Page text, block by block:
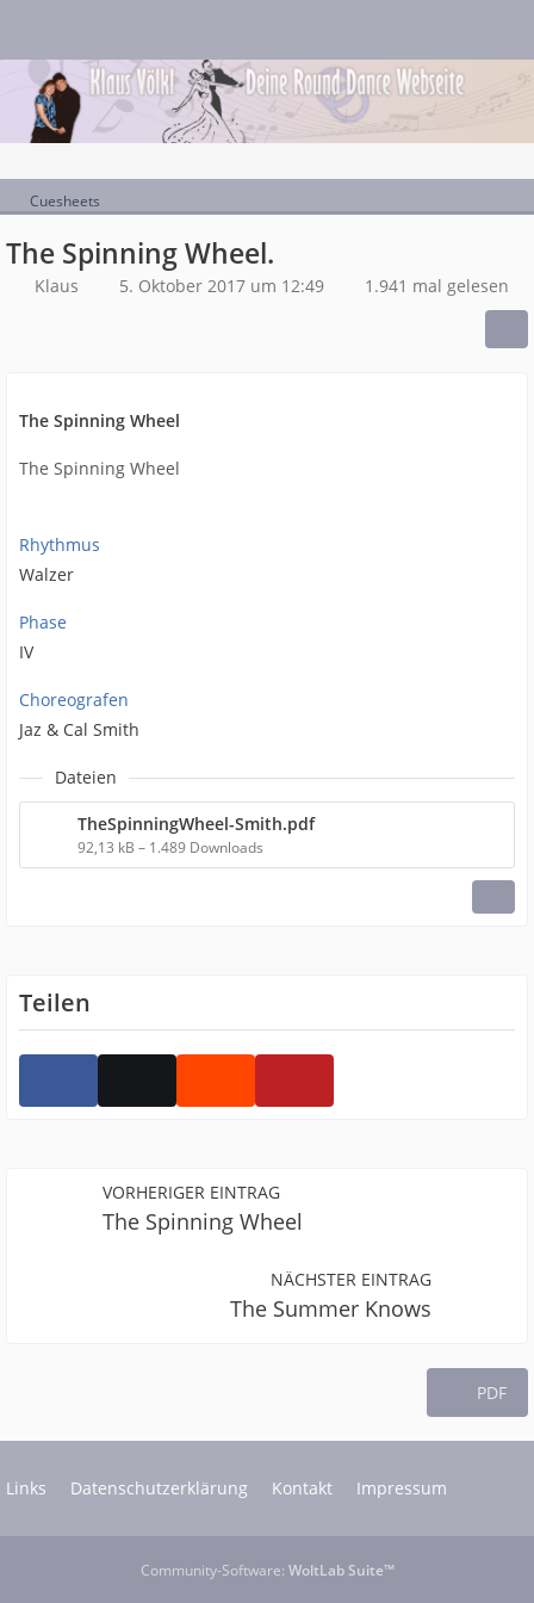
Cuesheets
The Spinning Wheel.
Klaus 5. Oktober 2017 um 12:49 1.941 mal gelesen
The Spinning Wheel
The Spinning Wheel
Rhythmus
Walzer
Phase
IV
Choreografen
Jaz & Cal Smith
Dateien
TheSpinningWheel-Smith.pdf
92,13 kB – 1.489 Downloads
Teilen
VORHERIGER EINTRAG
The Spinning Wheel
NÄCHSTER EINTRAG
The Summer Knows
PDF
Links Datenschutzerklärung Kontakt Impressum
Community-Software: WoltLab Suite™